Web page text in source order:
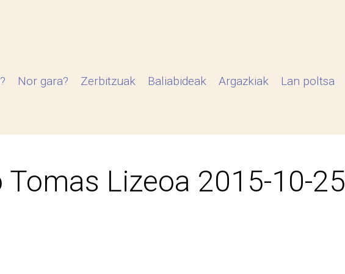
Nor gara? Zerbitzuak Baliabideak Argazkiak Lan poltsa
Tomas Lizeoa 2015-10-25